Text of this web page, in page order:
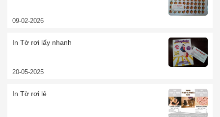
09-02-2026
In Tờ rơi lấy nhanh
20-05-2025
In Tờ rơi lẻ